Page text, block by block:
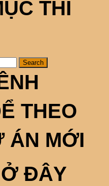
THI
THEO
ÁN MỚI
ĐÂY